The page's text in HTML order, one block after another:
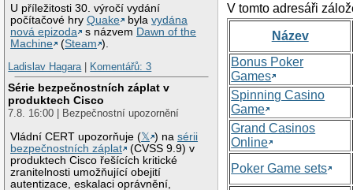
U příležitosti 30. výročí vydání
počítačové hryQuake bylavydána
nová epizoda
s názvem Dawn of the
Machine
(Steam ).
Ladislav Hagara| Komentářů: 3
Série bezpečnostních záplat v
produktech Cisco
7.8. 16:00 | Bezpečnostní upozornění
Vládní CERT upozorňuje (𝕏 ) nasérii
bezpečnostních záplat
(CVSS 9.9) v
produktech Cisco řešících kritické
zranitelnosti umožňující obejití
autentizace, eskalaci oprávnění,
V tomto adresáři
Název
Bonus Poker
Games
Spinning Casino
Game
Grand Casinos
Online
Poker Game sets